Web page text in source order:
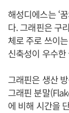
해성디에스는 ‘
다. 그래핀은 구
체로 주로 쓰이
신축성이 우수
그래핀은 생산
그래핀 분말
에 비해 시간을